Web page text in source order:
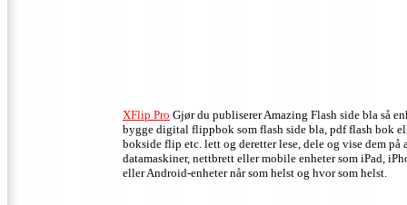
XFlip Pro Gjør du publiserer Amazing Flash side bla så
bygge digital flippbok som flash side bla, pdf flash bok
bokside flip etc. lett og deretter lese, dele og vise dem på
datamaskiner, nettbrett eller mobile enheter som iPad,
eller Android-enheter når som helst og hvor som helst.